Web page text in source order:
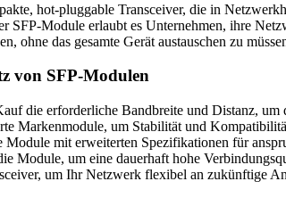
hot-pluggable Transceiver, die in
Module erlaubt es Unternehmen, ihre
ohne das gesamte Gerät austauschen zu
von SFP-Modulen
die erforderliche Bandbreite und Distanz, um
Markenmodule, um Stabilität und
Module mit erweiterten Spezifikationen für
Module, um eine dauerhaft hohe
um Ihr Netzwerk flexibel an zukünftige